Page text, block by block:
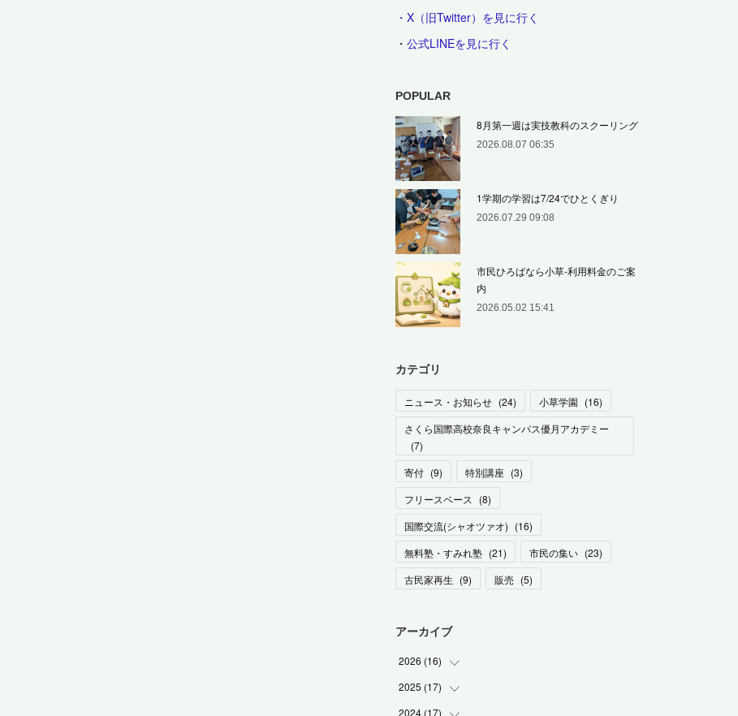
・X（旧Twitter）を見に行く
・ 公式LINEを見に行く
POPULAR
8月第一週は実技教科のスクーリング
2026.08.07 06:35
1学期の学習は7/24でひとくぎり
2026.07.29 09:08
市民ひろばなら小草‐利用料金のご案
内
2026.05.02 15:41
カテゴリ
ニュース・お知らせ (24) 小草学園 (16)
さくら国際高校奈良キャンパス優月アカデミー
(7)
寄付 (9) 特別講座 (3)
フリースペース
(8)
国際交流(シャオツァオ) (16)
無料塾・すみれ塾 (21) 市民の集い (23)
古民家再生 (9) 販売 (5)
アーカイブ
2026 (16)
(1
(1
2025 (17)
(2
2024 (17)